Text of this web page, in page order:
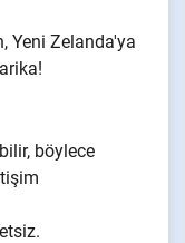
Yeni Zelanda'ya
böylece